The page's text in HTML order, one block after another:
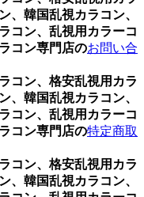
、韓国乱視カラコン、
コン、乱視用カラーコ
コン専門店のお問い合
コン、格安乱視用カラ
、韓国乱視カラコン、
コン、乱視用カラーコ
コン専門店の特定商取
コン、格安乱視用カラ
、韓国乱視カラコン、